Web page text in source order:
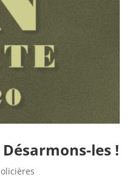
les !